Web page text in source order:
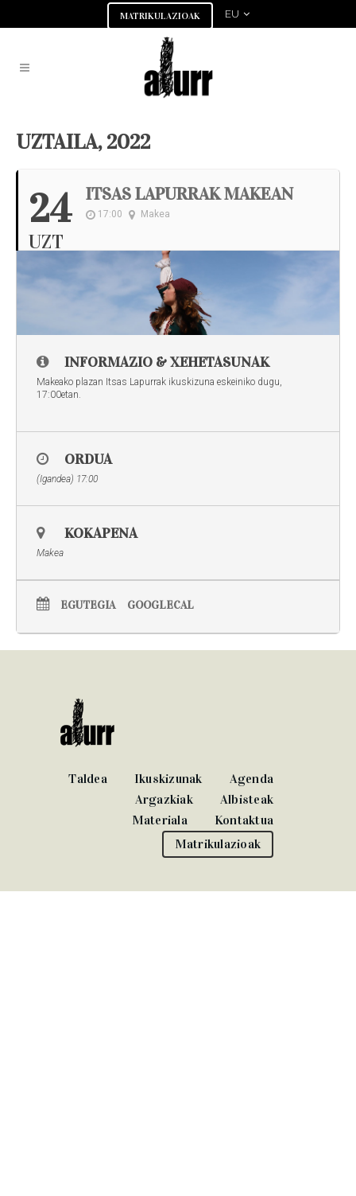
MATRIKULAZIOAK EU
UZTAILA, 2022
24
UZT
ITSAS LAPURRAK MAKEAN
17:00 Makea
INFORMAZIO & XEHETASUNAK
Makeako plazan Itsas Lapurrak ikuskizuna eskeiniko dugu,
17:00etan.
ORDUA
(Igandea) 17:00
KOKAPENA
Makea
EGUTEGIA GOOGLECAL
Taldea Ikuskizunak
Agenda
Argazkiak
Albisteak
Materiala
Kontaktua
Matrikulazioak